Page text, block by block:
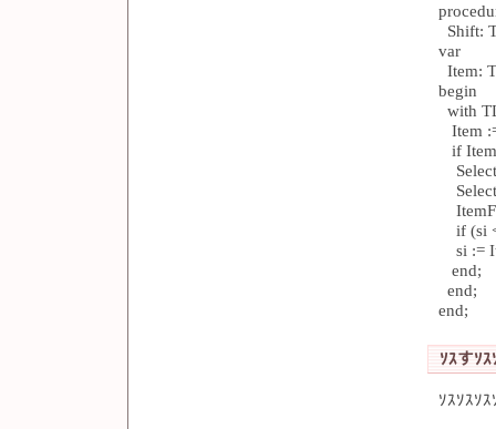
Shift:
var
Item:
begin
with
Item
if
if (si
si :=
end;
end;
end;
ｿｽすｿ
ｿｽｿｽｿ